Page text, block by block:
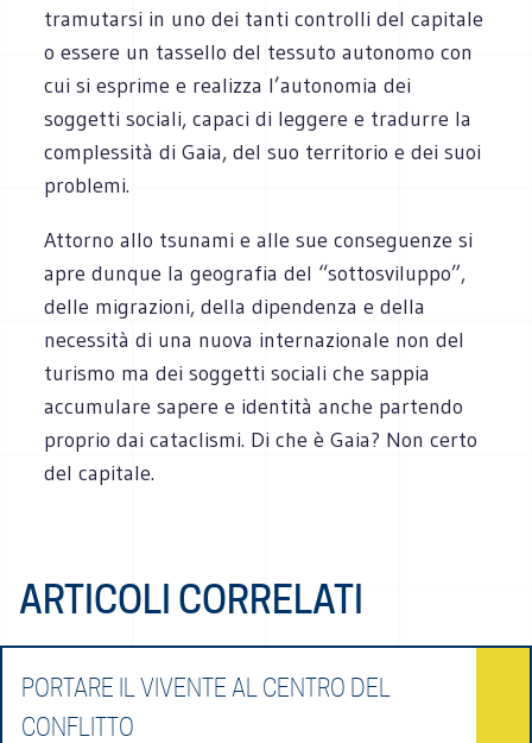
tramutarsi in uno dei tanti controlli del capitale
o essere un tassello del tessuto autonomo con
cui si esprime e realizza l’autonomia dei
soggetti sociali, capaci di leggere e tradurre la
complessità di Gaia, del suo territorio e dei suoi
problemi.
Attorno allo tsunami e alle sue conseguenze si
apre dunque la geografia del “sottosviluppo”,
delle migrazioni, della dipendenza e della
necessità di una nuova internazionale non del
turismo ma dei soggetti sociali che sappia
accumulare sapere e identità anche partendo
proprio dai cataclismi. Di che è Gaia? Non certo
del capitale.
ARTICOLI CORRELATI
PORTARE IL VIVENTE AL CENTRO DEL
CONFLITTO